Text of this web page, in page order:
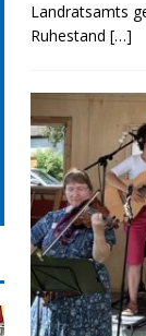
JUGEND/BILDUNG
Landratsamts
Ruhestand[…]